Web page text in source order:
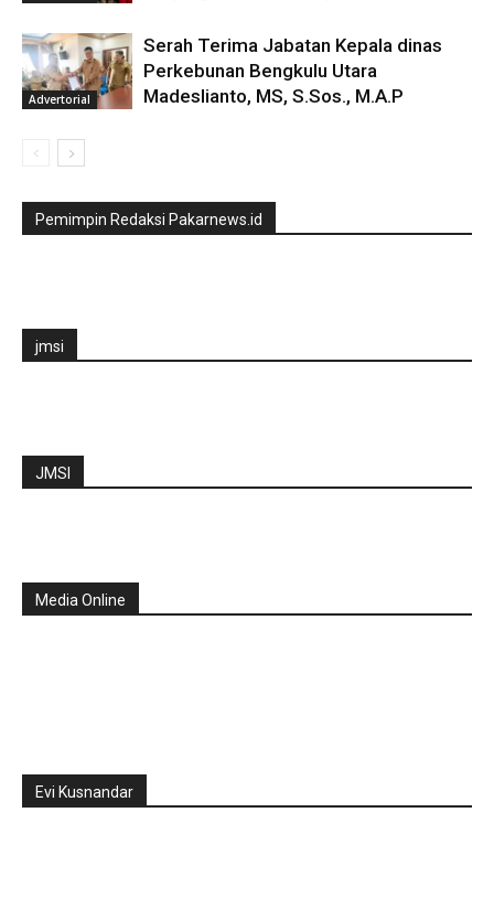
Advertorial
Serah Terima Jabatan Kepala dinas
Perkebunan Bengkulu Utara
Madeslianto, MS, S.Sos., M.A.P
Pemimpin Redaksi Pakarnews.id
jmsi
JMSI
Media Online
Evi Kusnandar